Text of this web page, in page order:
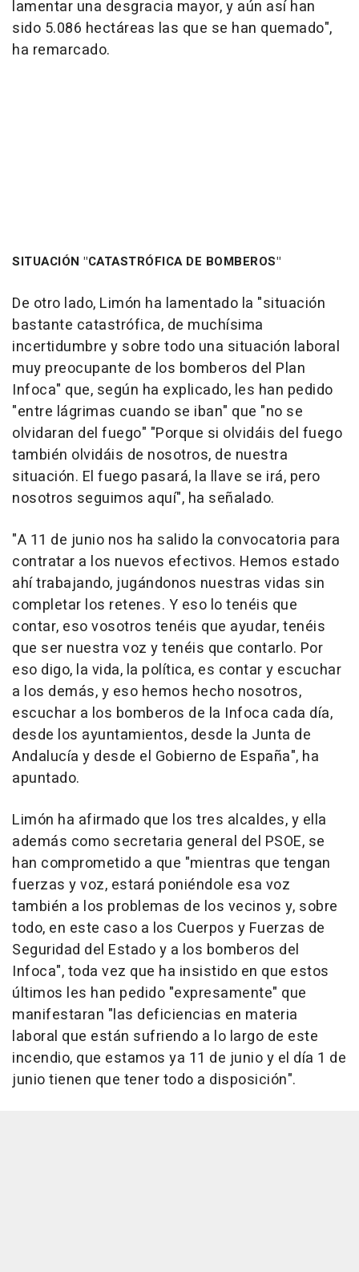
lamentar una desgracia mayor, y aún así han
sido 5.086 hectáreas las que se han quemado",
ha remarcado.
SITUACIÓN "CATASTRÓFICA DE BOMBEROS"
De otro lado, Limón ha lamentado la "situación
bastante catastrófica, de muchísima
incertidumbre y sobre todo una situación laboral
muy preocupante de los bomberos del Plan
Infoca" que, según ha explicado, les han pedido
"entre lágrimas cuando se iban" que "no se
olvidaran del fuego" "Porque si olvidáis del fuego
también olvidáis de nosotros, de nuestra
situación. El fuego pasará, la llave se irá, pero
nosotros seguimos aquí", ha señalado.
"A 11 de junio nos ha salido la convocatoria para
contratar a los nuevos efectivos. Hemos estado
ahí trabajando, jugándonos nuestras vidas sin
completar los retenes. Y eso lo tenéis que
contar, eso vosotros tenéis que ayudar, tenéis
que ser nuestra voz y tenéis que contarlo. Por
eso digo, la vida, la política, es contar y escuchar
a los demás, y eso hemos hecho nosotros,
escuchar a los bomberos de la Infoca cada día,
desde los ayuntamientos, desde la Junta de
Andalucía y desde el Gobierno de España", ha
apuntado.
Limón ha afirmado que los tres alcaldes, y ella
además como secretaria general del PSOE, se
han comprometido a que "mientras que tengan
fuerzas y voz, estará poniéndole esa voz
también a los problemas de los vecinos y, sobre
todo, en este caso a los Cuerpos y Fuerzas de
Seguridad del Estado y a los bomberos del
Infoca", toda vez que ha insistido en que estos
últimos les han pedido "expresamente" que
manifestaran "las deficiencias en materia
laboral que están sufriendo a lo largo de este
incendio, que estamos ya 11 de junio y el día 1 de
junio tienen que tener todo a disposición".